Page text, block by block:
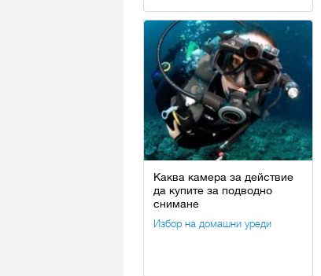
Каква камера за действие
да купите за подводно
снимане
Избор на домашни уреди